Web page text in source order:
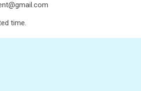
time.